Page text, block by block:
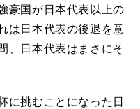
豪国が日本代表以上の
は日本代表の後退を意
、日本代表はまさにそ
に挑むことになった日